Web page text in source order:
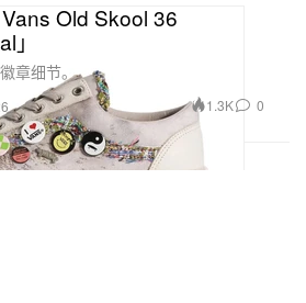
Old Skool 36
章细节。
1.3K 0